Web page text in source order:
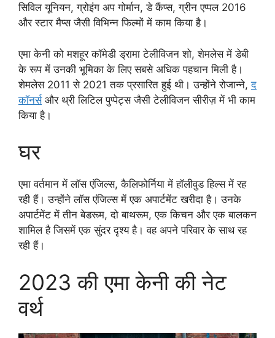
सिविल यूनियन, ग्रोइंग अप गोर्मान, डे कैंप्स, ग्रीन एप्पल 2016
और स्टार मैप्स जैसी विभिन्न फिल्मों में काम किया है।
एमा केनी को मशहूर कॉमेडी ड्रामा टेलीविजन शो, शेमलेस में डेबी
के रूप में उनकी भूमिका के लिए सबसे अधिक पहचान मिली है।
शेमलेस 2011 से 2021 तक प्रसारित हुई थी। उन्होंने रोजान्ने,द
कॉनर्सऔर थ्री लिटिल पुप्पेट्स जैसी टेलीविजन सीरीज़ में भी काम
किया है।
घर
एमा वर्तमान में लॉस एंजिल्स, कैलिफोर्निया में हॉलीवुड हिल्स में रह
रही हैं। उन्होंने लॉस एंजिल्स में एक अपार्टमेंट खरीदा है। उनके
अपार्टमेंट में तीन बेडरूम, दो बाथरूम, एक किचन और एक बालकन
शामिल है जिसमें एक सुंदर दृश्य है। वह अपने परिवार के साथ रह
रही हैं।
2023 की एमा केनी की नेट
वर्थ